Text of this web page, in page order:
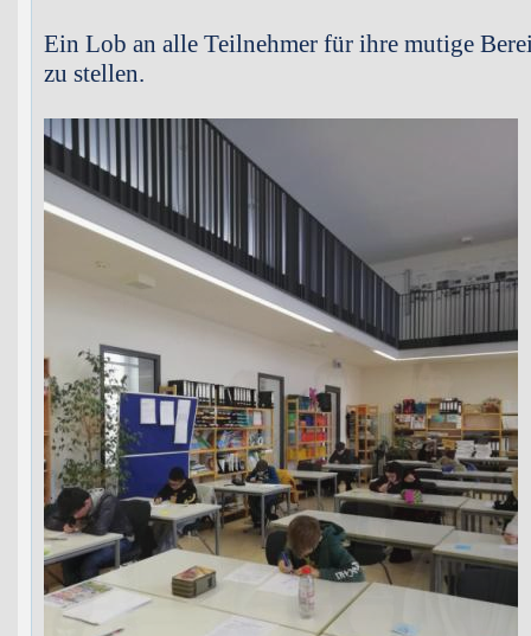
Ein Lob an alle Teilnehmer für ihre mutige
zu stellen.